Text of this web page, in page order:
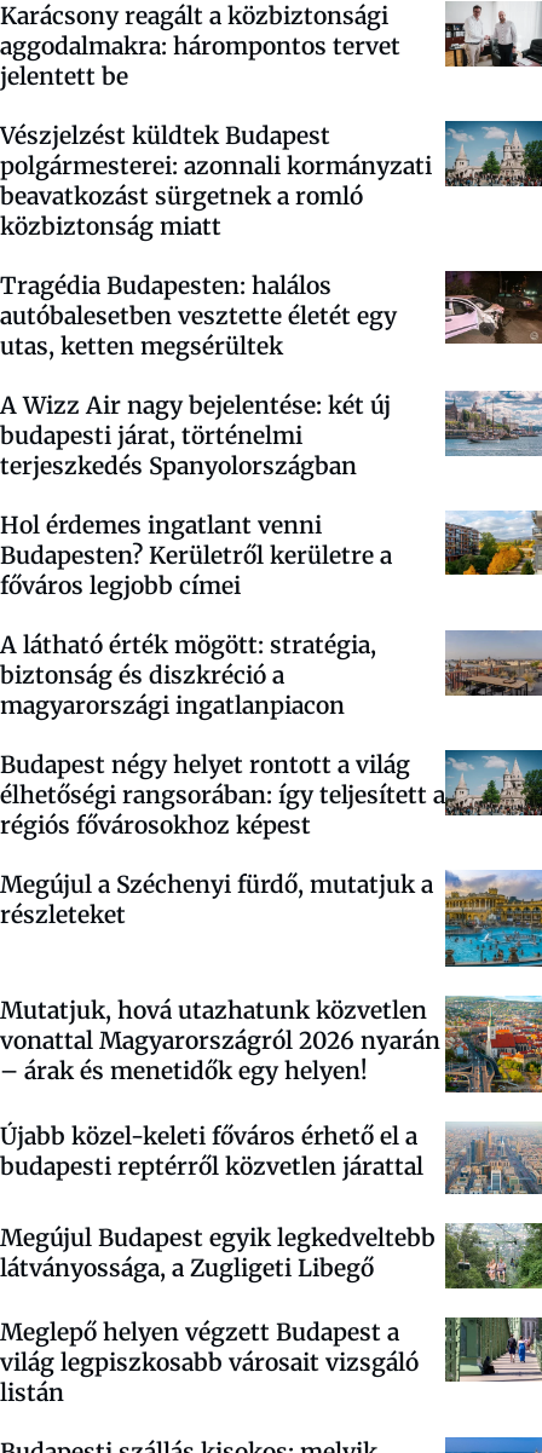
Karácsony reagált a közbiztonsági
aggodalmakra: hárompontos tervet
jelentett be
Vészjelzést küldtek Budapest
polgármesterei: azonnali kormányzati
beavatkozást sürgetnek a romló
közbiztonság miatt
Tragédia Budapesten: halálos
autóbalesetben vesztette életét egy
utas, ketten megsérültek
A Wizz Air nagy bejelentése: két új
budapesti járat, történelmi
terjeszkedés Spanyolországban
Hol érdemes ingatlant venni
Budapesten? Kerületről kerületre a
főváros legjobb címei
A látható érték mögött: stratégia,
biztonság és diszkréció a
magyarországi ingatlanpiacon
Budapest négy helyet rontott a világ
élhetőségi rangsorában: így teljesített a
régiós fővárosokhoz képest
Megújul a Széchenyi fürdő, mutatjuk a
részleteket
Mutatjuk, hová utazhatunk közvetlen
vonattal Magyarországról 2026 nyarán
– árak és menetidők egy helyen!
Újabb közel-keleti főváros érhető el a
budapesti reptérről közvetlen járattal
Megújul Budapest egyik legkedveltebb
látványossága, a Zugligeti Libegő
Meglepő helyen végzett Budapest a
világ legpiszkosabb városait vizsgáló
listán